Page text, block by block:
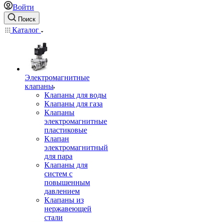
Войти
Поиск
Каталог
Электромагнитные
клапаны
Клапаны для воды
Клапаны для газа
Клапаны
электромагнитные
пластиковые
Клапан
электромагнитный
для пара
Клапаны для
систем с
повышенным
давлением
Клапаны из
нержавеющей
стали